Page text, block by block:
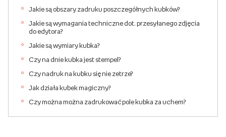
Jakie są obszary zadruku poszczegółnych kubków?
Jakie są wymagania techniczne dot. przesyłanego zdjęcia
do edytora?
Jakie są wymiary kubka?
Czy na dnie kubka jest stempel?
Czy nadruk na kubku się nie zetrze?
Jak działa kubek magiczny?
Czy można można zadrukować pole kubka za uchem?